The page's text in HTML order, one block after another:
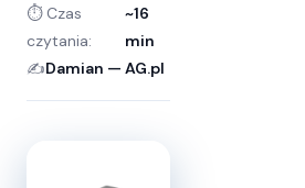
⏱️ Czas
czytania:
~16
min
✍️Damian — AG.pl